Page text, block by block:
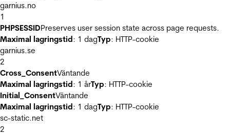
garnius.no
1
PHPSESSIDPreserves user session state across page requests.
Maximal lagringstid: 1 dagTyp: HTTP-cookie
garnius.se
2
Cross_ConsentVäntande
Maximal lagringstid: 1 årTyp: HTTP-cookie
Initial_ConsentVäntande
Maximal lagringstid: 1 dagTyp: HTTP-cookie
sc-static.net
2